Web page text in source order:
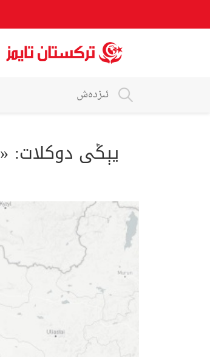
يېڭى دوكلات: